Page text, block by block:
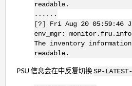
readable.
......
[?] Fri Aug 20 05:59:46
env_mgr:
The inventory information
readable.
PSU 信息会在中反复切换SP-